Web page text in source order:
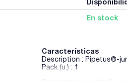
En stock
Características
Description : Pipetus®-
Pack (u.) : 1